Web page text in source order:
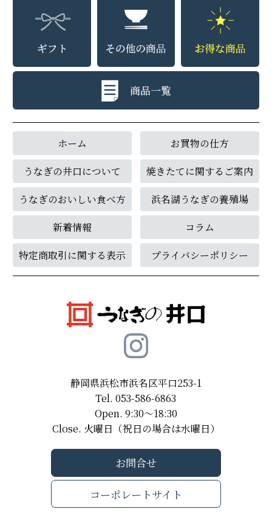
ホーム
お買物の仕方
うなぎの井口について
焼きたてに関するご案内
うなぎのおいしい食べ方
浜名湖うなぎの養殖場
新着情報
コラム
特定商取引に関する表示
プライバシーポリシー
静岡県浜松市浜名区平口253-1
Tel. 053-586-6863
Open. 9:30～18:30
Close. 火曜日（祝日の場合は水曜日）
お問合せ
コーポレートサイト